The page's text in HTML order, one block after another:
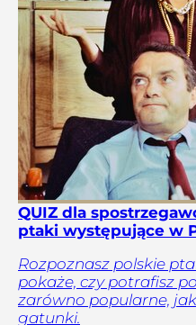
QUIZ dla
ptaki występujące w
Rozpoznasz polskie
pokaże, czy potrafisz
zarówno popularne,
gatunki.